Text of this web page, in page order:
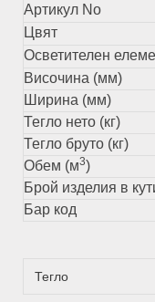
Артикул No
Цвят
Осветителен
Височина (мм)
Ширина (мм)
Тегло нето (кг)
Тегло бруто (кг)
Обем (м3)
Брой изделия в
Бар код
Тегло